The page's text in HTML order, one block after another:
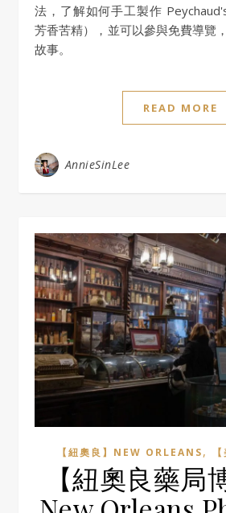
法，了解如何手工製作
芳香苦精），並可以參與免費導覽
故事。
READ MORE
AnnieSinLee
【紐奧良】NEW ORLEANS,
【紐奧良藥局